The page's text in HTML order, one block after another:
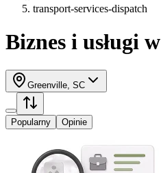
transport-services-dispatch
Biznes i usługi w
Greenville, SC
Popularny Opinie